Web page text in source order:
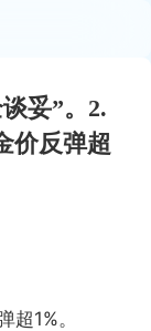
妥”。2.
价反弹超
1%。